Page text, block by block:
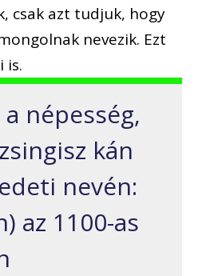
csak azt tudjuk, hogy
nevezik. Ezt
is.
népesség,
kán
nevén:
az 1100-as